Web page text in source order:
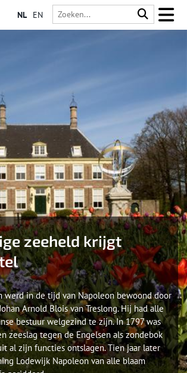
NL EN
zeeheld krijgt
werd in de tijd van Napoleon bewoond door
Arnold Blois van Treslong. Hij had alle
bestuur welgezind te zijn. In 1797 was
zeeslag tegen de Engelsen als zondebok
al zijn functies ontslagen. Tien jaar later
Lodewijk Napoleon van alle blaam